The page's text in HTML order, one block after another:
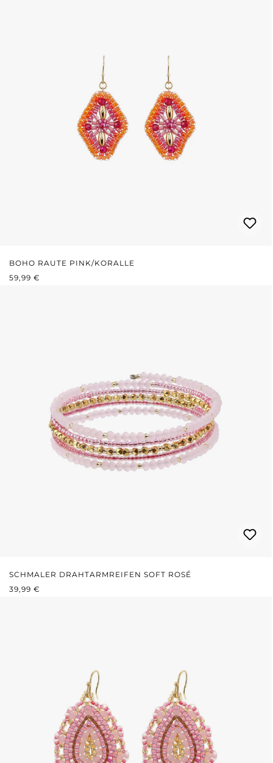
BOHO RAUTE PINK/KORALLE
REGULÄRER PREIS:
59,99 €
SCHMALER DRAHTARMREIFEN SOFT ROSÉ
REGULÄRER PREIS:
39,99 €